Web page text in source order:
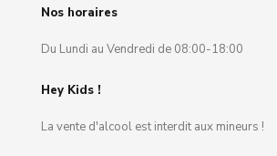
Nos horaires
Du Lundi au Vendredi de 08:00-18:00
Hey Kids !
La vente d'alcool est interdit aux mineurs !